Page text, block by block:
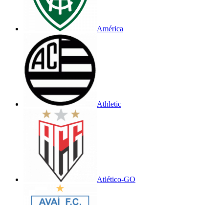
América
Athletic
Atlético-GO